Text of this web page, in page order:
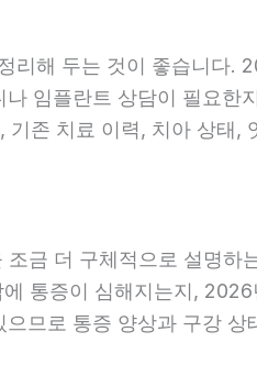
리해 두는 것이 좋습니다
임플란트 상담이 필요
존 치료 이력, 치아 상태
금 더 구체적으로 설명
통증이 심해지는지,
므로 통증 양상과 구강